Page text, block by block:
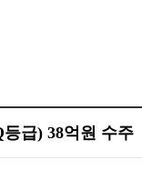
급) 38억원 수주